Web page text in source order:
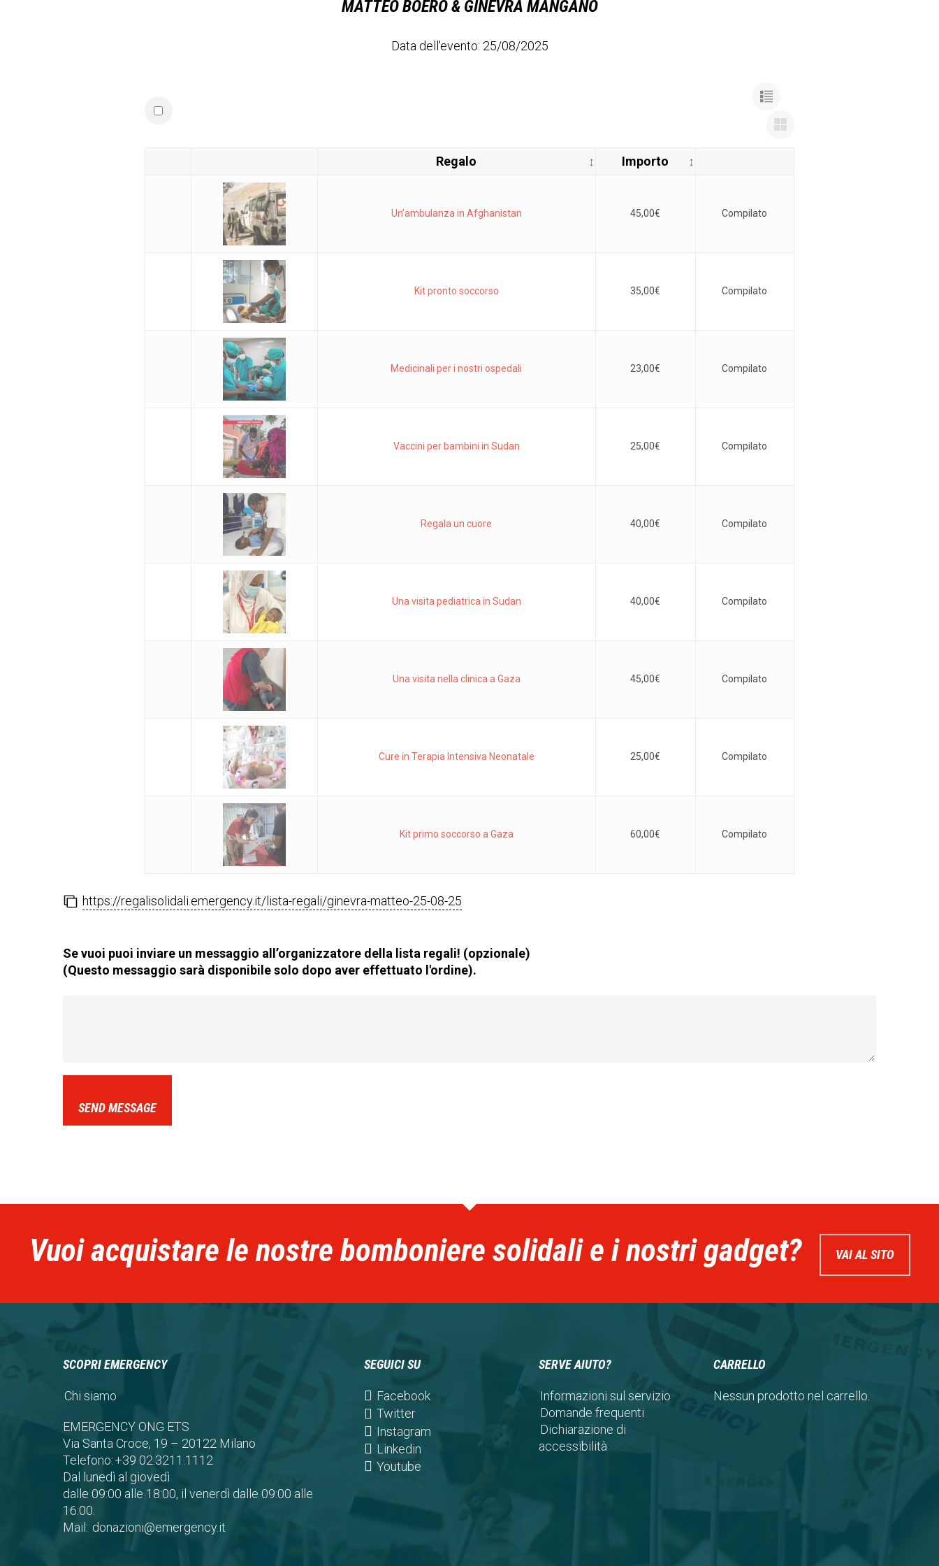
MATTEO BOERO & GINEVRA MANGANO
Data dell'evento: 25/08/2025
Regalo Importo
Un’ambulanza in Afghanistan 45,00€ Compilato
Kit pronto soccorso 35,00€ Compilato
Medicinali per i nostri ospedali 23,00€ Compilato
Vaccini per bambini in Sudan 25,00€ Compilato
Regala un cuore 40,00€ Compilato
Una visita pediatrica in Sudan 40,00€ Compilato
Una visita nella clinica a Gaza 45,00€ Compilato
Cure in Terapia Intensiva Neonatale 25,00€ Compilato
Kit primo soccorso a Gaza 60,00€ Compilato
https://regalisolidali.emergency.it/lista-regali/ginevra-matteo-25-08-25
Se vuoi puoi inviare un messaggio all’organizzatore della lista regali! (opzionale)
(Questo messaggio sarà disponibile solo dopo aver effettuato l'ordine).
SEND MESSAGE
Vuoi acquistare le nostre bomboniere solidali e i nostri gadget? VAI AL SITO
SCOPRI EMERGENCY
Chi siamo
EMERGENCY ONG ETS
Via Santa Croce, 19 – 20122 Milano
Telefono:+39 02.3211.1112
Dal lunedì al giovedì
dalle 09:00 alle 18:00, il venerdì dalle 09:00 alle
16:00.
Mail: donazioni@emergency.it
SEGUICI SU
Facebook(opens
a
Twitter(opens
in
a
new
Instagram(opens
Linkedin(opens
in
Youtube(opens
SERVE AIUTO?
Informazioni sul servizio
Domande frequenti
Dichiarazione di
accessibilità
CARRELLO
Nessun prodotto nel carrello.